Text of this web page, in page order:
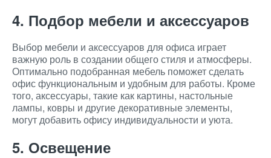
4. Подбор мебели и аксессуаров
Выбор мебели и аксессуаров для офиса играет
важную роль в создании общего стиля и атмосферы.
Оптимально подобранная мебель поможет сделать
офис функциональным и удобным для работы. Кроме
того, аксессуары, такие как картины, настольные
лампы, ковры и другие декоративные элементы,
могут добавить офису индивидуальности и уюта.
5. Освещение